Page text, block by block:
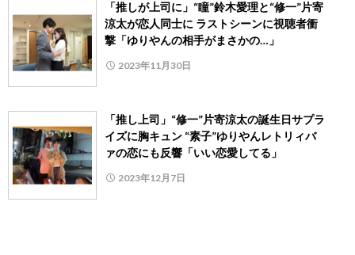
「推しが上司に」“瞳”鈴木愛理と“修一”片寄
涼太が恋人同士に ラストシーンに視聴者衝
撃「ゆりやんの相手がまさかの…」
2023年11月30日
「推し上司」“修一”片寄涼太の誕生日サプラ
イズに胸キュン “素子”ゆりやんレトリィバ
ァの恋にも反響「いい恋愛してる」
2023年12月7日